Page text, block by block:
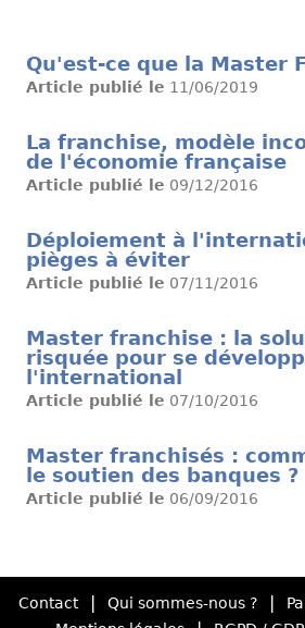
Qu'est-ce que la Master
Article publié le 11/06/2019
La franchise, modèle
de l'économie française
Article publié le 09/12/2016
Déploiement à
pièges à éviter
Article publié le 07/11/2016
Master franchise : la
risquée pour se
l'international
Article publié le 07/10/2016
Master franchisés :
le soutien des banques ?
Article publié le 06/09/2016
Contact Qui sommes-nous ?